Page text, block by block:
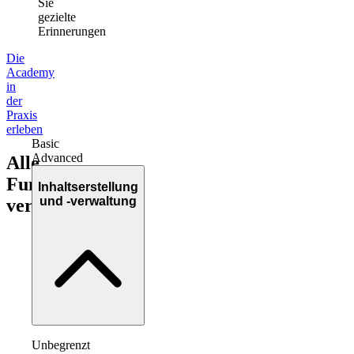
Sie
gezielte
Erinnerungen
Die
Academy
in
der
Praxis
erleben
Alle
Funktionen
vergleichen!
Basic
Advanced
Inhaltserstellung
und -verwaltung
Unbegrenzt